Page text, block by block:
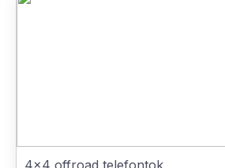
4x4 offroad telefontok